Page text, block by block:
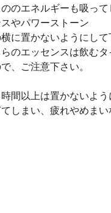
ネルギーも吸ってし
やパワーストーン
かないようにして
ッセンスは飲むタ
、ご注意下さい。
時間以上は置かないよう
しまい、疲れやめま